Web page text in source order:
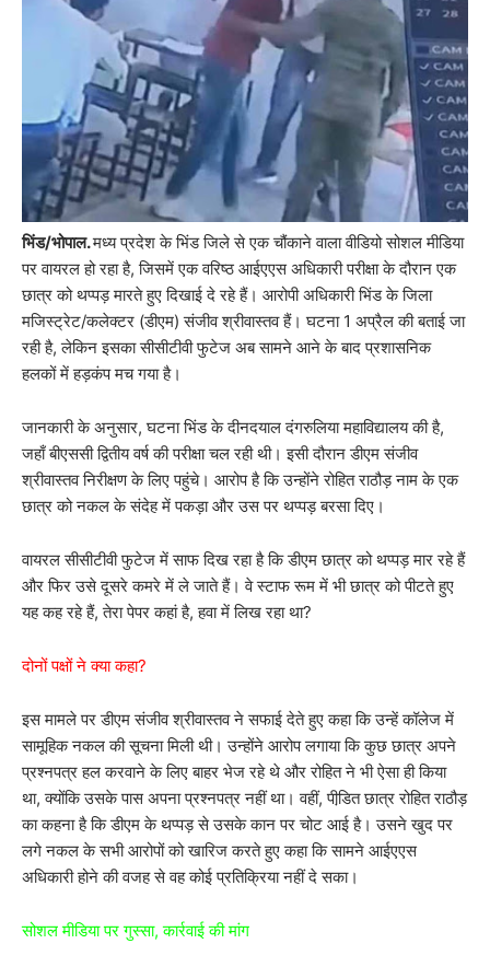
भिंड/भोपाल.मध्य प्रदेश के भिंड जिले से एक चौंकाने वाला वीडियो सोशल मीडिया
पर वायरल हो रहा है, जिसमें एक वरिष्ठ आईएएस अधिकारी परीक्षा के दौरान एक
छात्र को थप्पड़ मारते हुए दिखाई दे रहे हैं। आरोपी अधिकारी भिंड के जिला
मजिस्ट्रेट/कलेक्टर (डीएम) संजीव श्रीवास्तव हैं। घटना 1 अप्रैल की बताई जा
रही है, लेकिन इसका सीसीटीवी फुटेज अब सामने आने के बाद प्रशासनिक
हलकों में हड़कंप मच गया है।
जानकारी के अनुसार, घटना भिंड के दीनदयाल दंगरुलिया महाविद्यालय की है,
जहाँ बीएससी द्वितीय वर्ष की परीक्षा चल रही थी। इसी दौरान डीएम संजीव
श्रीवास्तव निरीक्षण के लिए पहुंचे। आरोप है कि उन्होंने रोहित राठौड़ नाम के एक
छात्र को नकल के संदेह में पकड़ा और उस पर थप्पड़ बरसा दिए।
वायरल सीसीटीवी फुटेज में साफ दिख रहा है कि डीएम छात्र को थप्पड़ मार रहे हैं
और फिर उसे दूसरे कमरे में ले जाते हैं। वे स्टाफ रूम में भी छात्र को पीटते हुए
यह कह रहे हैं, तेरा पेपर कहां है, हवा में लिख रहा था?
दोनों पक्षों ने क्या कहा?
इस मामले पर डीएम संजीव श्रीवास्तव ने सफाई देते हुए कहा कि उन्हें कॉलेज में
सामूहिक नकल की सूचना मिली थी। उन्होंने आरोप लगाया कि कुछ छात्र अपने
प्रश्नपत्र हल करवाने के लिए बाहर भेज रहे थे और रोहित ने भी ऐसा ही किया
था, क्योंकि उसके पास अपना प्रश्नपत्र नहीं था। वहीं, पीडि़त छात्र रोहित राठौड़
का कहना है कि डीएम के थप्पड़ से उसके कान पर चोट आई है। उसने खुद पर
लगे नकल के सभी आरोपों को खारिज करते हुए कहा कि सामने आईएएस
अधिकारी होने की वजह से वह कोई प्रतिक्रिया नहीं दे सका।
सोशल मीडिया पर गुस्सा, कार्रवाई की मांग